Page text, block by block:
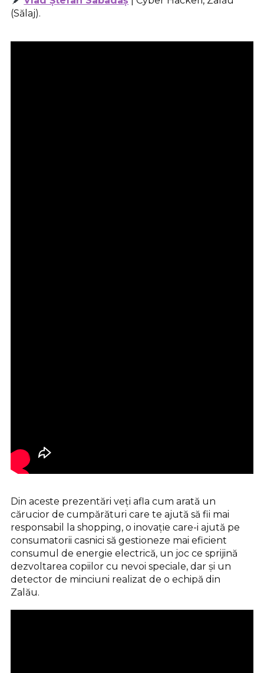
(Sălaj).
Din aceste prezentări veți afla cum arată un
cărucior de cumpărături care te ajută să fii mai
responsabil la shopping, o inovație care-i ajută pe
consumatorii casnici să gestioneze mai eficient
consumul de energie electrică, un joc ce sprijină
dezvoltarea copiilor cu nevoi speciale, dar și un
detector de minciuni realizat de o echipă din
Zalău.